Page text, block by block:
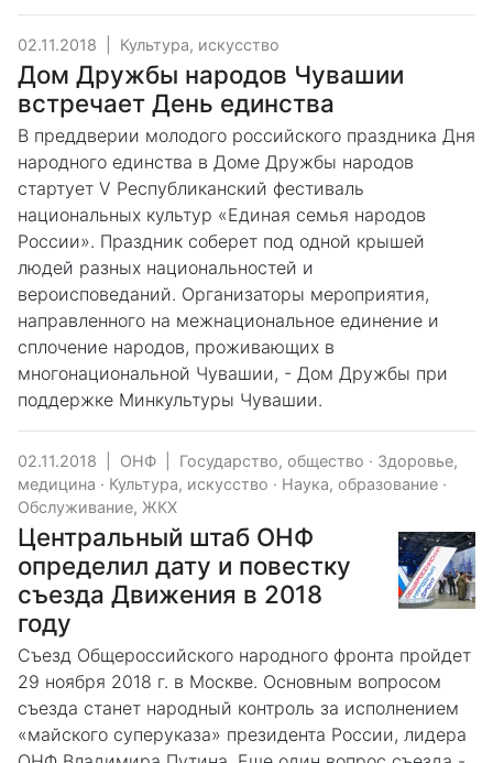
02.11.2018 Культура, искусство
Дом Дружбы народов Чувашии
встречает День единства
В преддверии молодого российского праздника Дня
народного единства в Доме Дружбы народов
стартует V Республиканский фестиваль
национальных культур «Единая семья народов
России». Праздник соберет под одной крышей
людей разных национальностей и
вероисповеданий. Организаторы мероприятия,
направленного на межнациональное единение и
сплочение народов, проживающих в
многонациональной Чувашии, - Дом Дружбы при
поддержке Минкультуры Чувашии.
02.11.2018 ОНФ Государство, общество · Здоровье,
медицина · Культура, искусство · Наука, образование ·
Обслуживание, ЖКХ
Центральный штаб ОНФ
определил дату и повестку
съезда Движения в 2018
году
Съезд Общероссийского народного фронта пройдет
29 ноября 2018 г. в Москве. Основным вопросом
съезда станет народный контроль за исполнением
«майского суперуказа» президента России, лидера